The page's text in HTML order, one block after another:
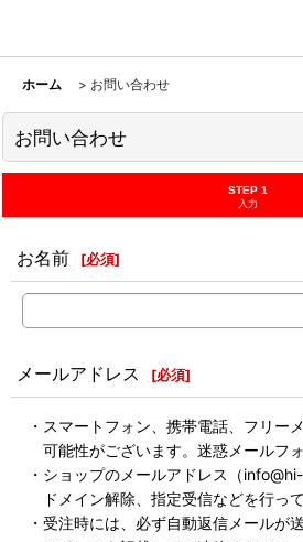
ホーム > お問い合わせ
お問い合わせ
STEP 1
入力
お名前 [必須]
メールアドレス [必須]
・スマートフォン、携帯電話、フリー
可能性がございます。迷惑メールフ
・ショップのメールアドレス（
ドメイン解除、指定受信などを行って
・受注時には、必ず自動返信メールが